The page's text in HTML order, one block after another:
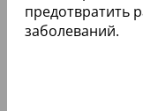
предотвратить
заболеваний.